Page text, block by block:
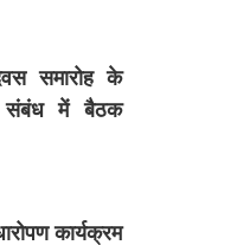
समारोह के
संबंध में बैठक
कार्यक्रम